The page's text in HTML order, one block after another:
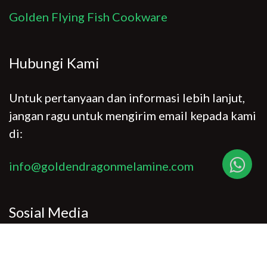
Golden Flying Fish Cookware
Hubungi Kami
Untuk pertanyaan dan informasi lebih lanjut,
jangan ragu untuk mengirim email kepada kami
di:
info@goldendragonmelamine.com
Sosial Media